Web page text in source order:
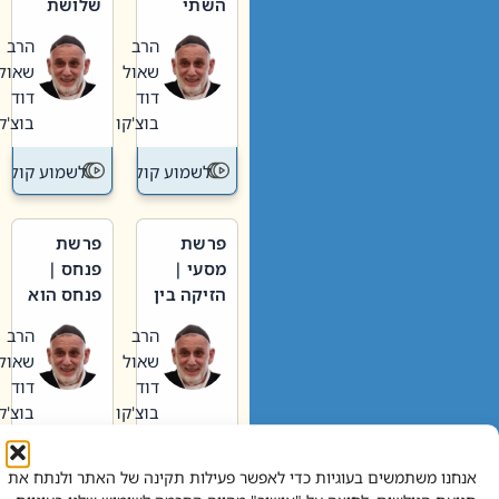
אנחנו משתמשים בעוגיות כדי לאפשר פעילות תקינה של האתר ולנתח את
וערב של
חיינו
הרב
שאול
דוד
בוצ'קו
לשמוע קול תורה – מדרש
האבות
הרב
שאול
דוד
בוצ'קו
לשמוע קול
פרשת
מסעי |
הזיקה בין
הגדול לעם הרב
שאול
דוד
בוצ'קו
לשמוע קול תורה – מדרש
פרשת
פנחס |
פנחס הוא
אליהו: בין
קנאות
הורסת
לקנאות
בונה
הרב
שאול
דוד
בוצ'קו
לשמוע קול